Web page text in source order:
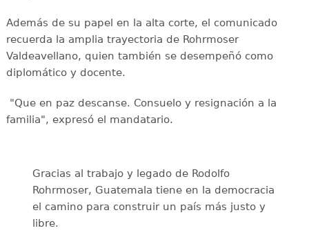
Además de su papel en la alta corte, el comunicado
recuerda la amplia trayectoria de Rohrmoser
Valdeavellano, quien también se desempeñó como
diplomático y docente.
"Que en paz descanse. Consuelo y resignación a la
familia", expresó el mandatario.
Gracias al trabajo y legado de Rodolfo
Rohrmoser, Guatemala tiene en la democracia
el camino para construir un país más justo y
libre.